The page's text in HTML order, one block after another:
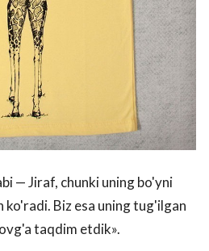
— Jiraf, chunki uning bo'yni
ko'radi. Biz esa uning tug'ilgan
taqdim etdik».